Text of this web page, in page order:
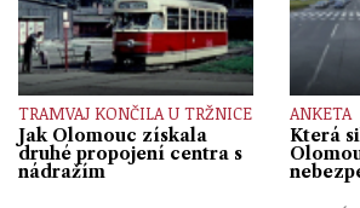
TRAMVAJ KONČILA U TRŽNICE
Jak Olomouc získala
druhé propojení centra s
nádražím
ANKETA
Která